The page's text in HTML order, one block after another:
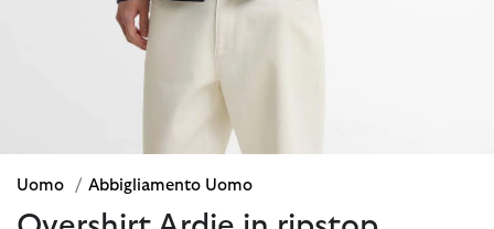
Uomo / Abbigliamento Uomo